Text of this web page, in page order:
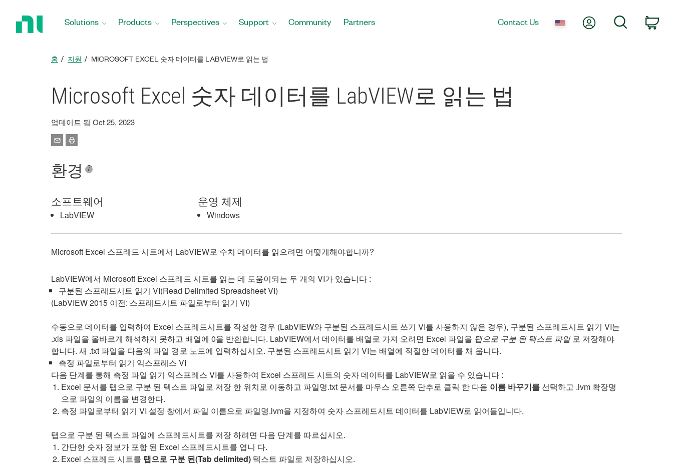
Solutions Products Perspectives Support Community Partners Contact Us My AccountSearch
홈 지원 MICROSOFT EXCEL 숫자 데이터를 LABVIEW로 읽는 법
Microsoft Excel 숫자 데이터를 LabVIEW로 읽는 법
업데이트 됨 Oct 25, 2023
환경
소프트웨어
LabVIEW
운영 체제
Windows
Microsoft Excel 스프레드 시트에서 LabVIEW로 수치 데이터를 읽으려면 어떻게해야합니까?
LabVIEW에서 Microsoft Excel 스프레드 시트를 읽는 데 도움이되는 두 개의 VI가 있습니다 :
구분된 스프레드시트 읽기 VI(Read Delimited Spreadsheet VI)
(LabVIEW 2015 이전: 스프레드시트 파일로부터 읽기 VI)
수동으로 데이터를 입력하여 Excel 스프레드시트를 작성한 경우 (LabVIEW와 구분된 스프레드시트 쓰기 VI를 사용하지 않은 경우), 구분된 스프레드시트 읽기 VI는
.xls 파일을 올바르게 해석하지 못하고 배열에 0을 반환합니다. LabVIEW에서 데이터를 배열로 가져 오려면 Excel 파일을 탭으로 구분 된 텍스트 파일로 저장해야
합니다. 새 .txt 파일을 다음의 파일 경로 노드에 입력하십시오. 구분된 스프레드시트 읽기 VI는 배열에 적절한 데이터를 채 웁니다.
측정 파일로부터 읽기 익스프레스 VI
다음 단계를 통해 측정 파일 읽기 익스프레스 VI를 사용하여 Excel 스프레드 시트의 숫자 데이터를 LabVIEW로 읽을 수 있습니다 :
Excel 문서를 탭으로 구분 된 텍스트 파일로 저장 한 위치로 이동하고 파일명.txt 문서를 마우스 오른쪽 단추로 클릭 한 다음 이름 바꾸기를 선택하고 .lvm 확장명
으로 파일의 이름을 변경한다.
측정 파일로부터 읽기 VI 설정 창에서 파일 이름으로 파일명.lvm을 지정하여 숫자 스프레드시트 데이터를 LabVIEW로 읽어들입니다.
탭으로 구분 된 텍스트 파일에 스프레드시트를 저장 하려면 다음 단계를 따르십시오.
간단한 숫자 정보가 포함 된 Excel 스프레드시트를 엽니 다.
Excel 스프레드 시트를 탭으로 구분 된(Tab delimited) 텍스트 파일로 저장하십시오.